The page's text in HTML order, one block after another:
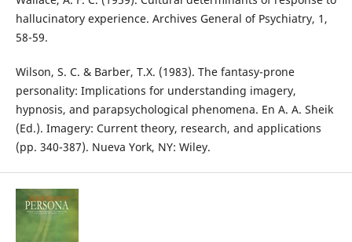
hallucinatory experience. Archives General of Psychiatry, 1,
58-59.
Wilson, S. C. & Barber, T.X. (1983). The fantasy-prone
personality: Implications for understanding imagery,
hypnosis, and parapsychological phenomena. En A. A. Sheik
(Ed.). Imagery: Current theory, research, and applications
(pp. 340-387). Nueva York, NY: Wiley.